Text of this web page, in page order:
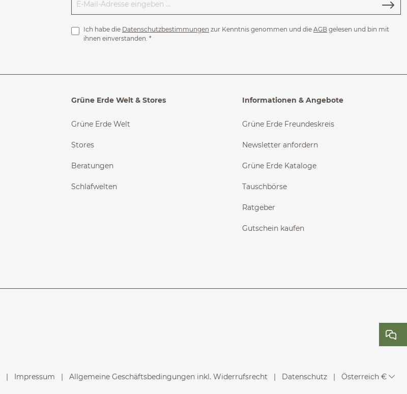
Ich habe die Datenschutzbestimmungen zur Kenntnis genommen und die AGB gelesen und bin mit
ihnen einverstanden. *
Grüne Erde Welt & Stores
Grüne Erde Welt
Stores
Beratungen
Schlafwelten
Informationen & Angebote
Grüne Erde Freundeskreis
Newsletter anfordern
Grüne Erde Kataloge
Tauschbörse
Ratgeber
Gutschein kaufen
Impressum Allgemeine Geschäftsbedingungen inkl. Widerrufsrecht Datenschutz Österreich €